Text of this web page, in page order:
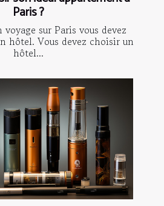
Paris ?
sur Paris vous devez
hôtel. Vous devez choisir un
hôtel...